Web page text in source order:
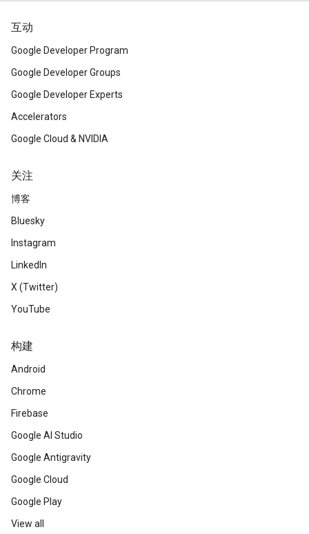
互动
Google Developer Program
Google Developer Groups
Google Developer Experts
Accelerators
Google Cloud & NVIDIA
关注
博客
Bluesky
Instagram
LinkedIn
X (Twitter)
YouTube
构建
Android
Chrome
Firebase
Google AI Studio
Google Antigravity
Google Cloud
Google Play
View all